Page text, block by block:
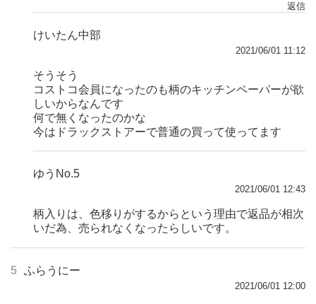
返信
けいたん中部
2021/06/01 11:12
そうそう
コストコ会員になったのも柄のキッチンペーパーが欲
しいからなんです
何で無くなったのかな
今はドラックストアーで普通の買って使ってます
ゆうNo.5
2021/06/01 12:43
柄入りは、色移りがするからという理由で返品が相次
いだ為、売られなくなったらしいです。
5 ふらうにー
2021/06/01 12:00